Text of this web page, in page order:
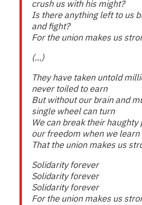
crush us with his might?
Is there anything left to us
and fight?
For the union makes us
(…)
They have taken untold
never toiled to earn
But without our brain and
single wheel can turn
We can break their haughty
our freedom when we learn
That the union makes us
Solidarity forever
Solidarity forever
Solidarity forever
For the union makes us